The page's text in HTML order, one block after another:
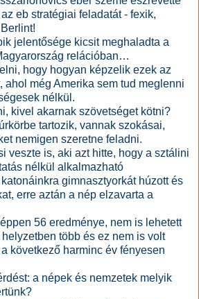
eb stratégiai feladatát - fexik,
jelentősége kicsit meghaladta a
relációban…
hogy hogyan képzelik ezek az
ahol még Amerika sem tud meglenni
nélkül.
kivel akarnak szövetséget kötni?
tartozik, vannak szokásai,
nemigen szeretne feladni.
veszte is, aki azt hitte, hogy a sztálini
nélkül alkalmazható
gimnasztyorkát húzott és
erre aztán a nép elzavarta a
56 eredménye, nem is lehetett
több és ez nem is volt
következő harminc év fényesen
a népek és nemzetek melyik